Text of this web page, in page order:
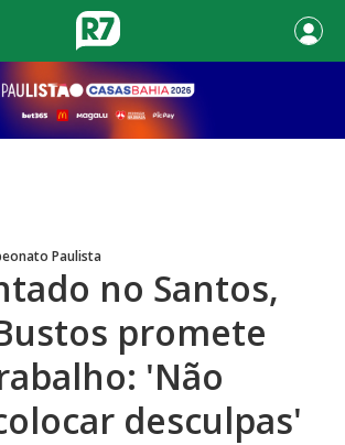
Paulista
no Santos,
promete
'Não
desculpas'